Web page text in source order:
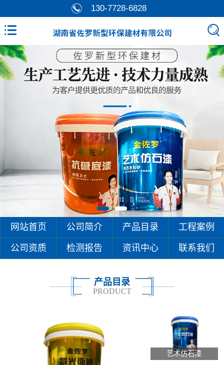
130-7728-6828
网站首页 公司简介 产品目录 工程案例
公司资质 检测报告 资讯中心 联系我们
产品目录
PRODUCT
艺术仿石漆